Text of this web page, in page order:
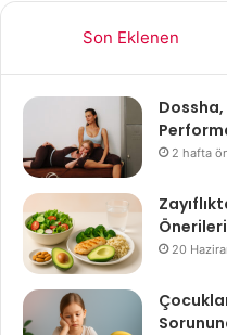
Son Eklenen
2 hafta
Önerileri
20